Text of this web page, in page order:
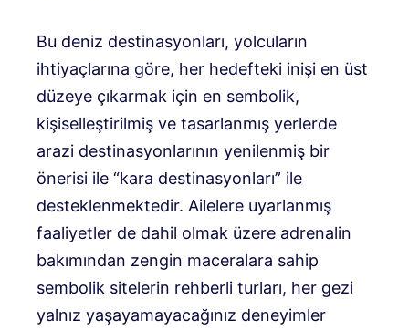
Bu deniz destinasyonları, yolcuların
ihtiyaçlarına göre, her hedefteki inişi en üst
düzeye çıkarmak için en sembolik,
kişiselleştirilmiş ve tasarlanmış yerlerde
arazi destinasyonlarının yenilenmiş bir
önerisi ile “kara destinasyonları” ile
desteklenmektedir. Ailelere uyarlanmış
faaliyetler de dahil olmak üzere adrenalin
bakımından zengin maceralara sahip
sembolik sitelerin rehberli turları, her gezi
yalnız yaşayamayacağınız deneyimler